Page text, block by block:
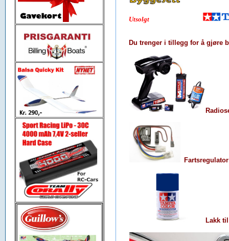
Utsolgt
Du trenger i tillegg for å gjøre
Fartsregulator
Lakk